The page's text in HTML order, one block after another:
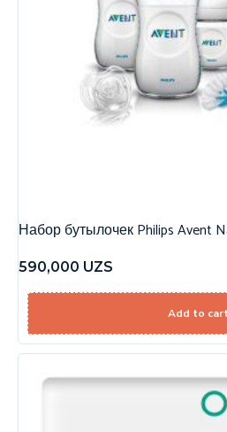
Набор бутылочек Philips Avent
590,000 UZS
Add to cart